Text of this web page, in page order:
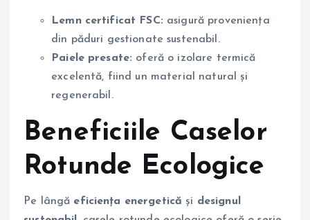
Lemn certificat FSC: asigură proveniența
din păduri gestionate sustenabil.
Paiele presate: oferă o izolare termică
excelentă, fiind un material natural și
regenerabil.
Beneficiile Caselor
Rotunde Ecologice
Pe lângă eficiența energetică și designul